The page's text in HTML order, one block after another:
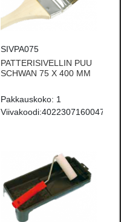
SIVPA075
PATTERISIVELLIN PUU
SCHWAN 75 X 400 MM
Pakkauskoko: 1
Viivakoodi:4022307160047